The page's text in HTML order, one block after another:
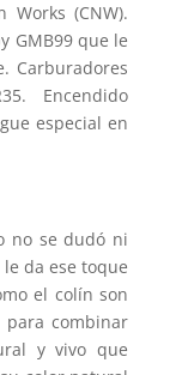
(CNW).
GMB99 que le
Carburadores
Encendido
especial en
no se dudó ni
da ese toque
el colín son
combinar
y vivo que